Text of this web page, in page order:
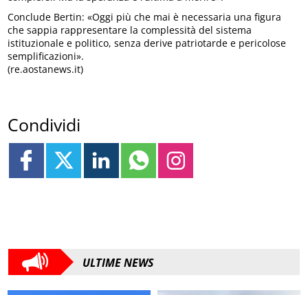
Conclude Bertin: «Oggi più che mai è necessaria una figura
che sappia rappresentare la complessità del sistema
istituzionale e politico, senza derive patriotarde e pericolose
semplificazioni».
(re.aostanews.it)
Condividi
ULTIME NEWS